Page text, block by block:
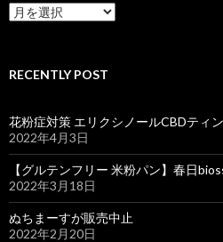
ARCHIVE
RECENTLY POST
花粉症対策 エリクシノールCBDティ
2022年4月3日
【グルテンフリー 米粉パン】春日
2022年3月18日
ぬちまーすが販売中止
2022年2月20日